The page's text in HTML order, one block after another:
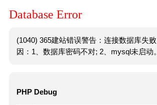
Database Error
(1040) 365建站错误警告：连接数据库失
因：1、数据库密码不对; 2、mysql未启动。
PHP Debug